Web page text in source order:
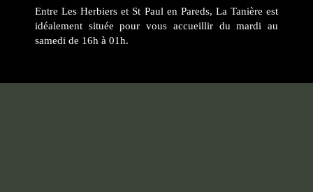
Entre Les Herbiers et St Paul en Pareds, La Tanière est
idéalement située pour vous accueillir du mardi au
samedi de 16h à 01h.